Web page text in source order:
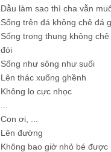
Dẫu làm sao thì cha vẫn
Sống trên đá không chê đá
Sống trong thung không
đói
Sống như sông như suối
Lên thác xuống ghềnh
Không lo cực nhọc
Con ơi, ...
Lên đường
Không bao giờ nhỏ bé được